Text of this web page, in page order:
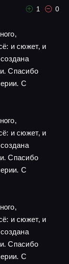
1 0
и сюжет, и
Спасибо
С
и сюжет, и
Спасибо
С
и сюжет, и
Спасибо
С